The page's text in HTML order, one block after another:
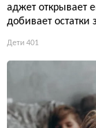
аджет открывает
добивает остатки
Дети 401